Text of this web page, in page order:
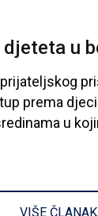
u
prijateljskog
prema djeci
u
VIŠE